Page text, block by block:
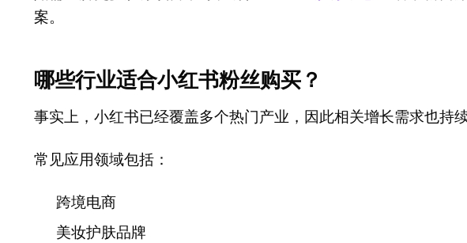
案。
哪些行业适合小红书粉丝购买？
事实上，小红书已经覆盖多个热门产业，因此相关增长需求也持
常见应用领域包括：
跨境电商
美妆护肤品牌